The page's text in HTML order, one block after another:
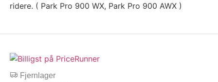
ridere. ( Park Pro 900 WX, Park Pro 900 AWX )
Fjernlager